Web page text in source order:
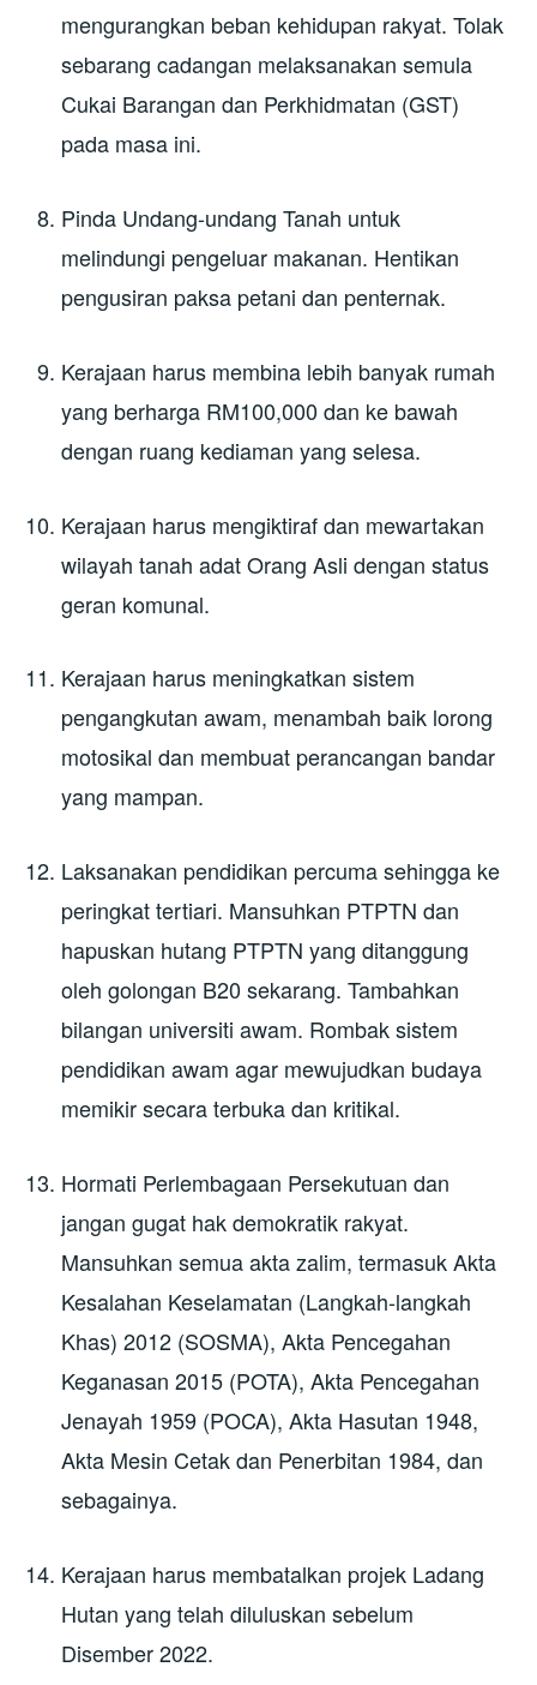
mengurangkan beban kehidupan rakyat. Tolak
sebarang cadangan melaksanakan semula
Cukai Barangan dan Perkhidmatan (GST)
pada masa ini.
Pinda Undang-undang Tanah untuk
melindungi pengeluar makanan. Hentikan
pengusiran paksa petani dan penternak.
Kerajaan harus membina lebih banyak rumah
yang berharga RM100,000 dan ke bawah
dengan ruang kediaman yang selesa.
Kerajaan harus mengiktiraf dan mewartakan
wilayah tanah adat Orang Asli dengan status
geran komunal.
Kerajaan harus meningkatkan sistem
pengangkutan awam, menambah baik lorong
motosikal dan membuat perancangan bandar
yang mampan.
Laksanakan pendidikan percuma sehingga ke
peringkat tertiari. Mansuhkan PTPTN dan
hapuskan hutang PTPTN yang ditanggung
oleh golongan B20 sekarang. Tambahkan
bilangan universiti awam. Rombak sistem
pendidikan awam agar mewujudkan budaya
memikir secara terbuka dan kritikal.
Hormati Perlembagaan Persekutuan dan
jangan gugat hak demokratik rakyat.
Mansuhkan semua akta zalim, termasuk Akta
Kesalahan Keselamatan (Langkah-langkah
Khas) 2012 (SOSMA), Akta Pencegahan
Keganasan 2015 (POTA), Akta Pencegahan
Jenayah 1959 (POCA), Akta Hasutan 1948,
Akta Mesin Cetak dan Penerbitan 1984, dan
sebagainya.
Kerajaan harus membatalkan projek Ladang
Hutan yang telah diluluskan sebelum
Disember 2022.